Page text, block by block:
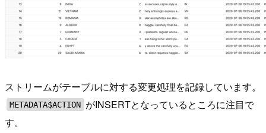
ストリームがテーブルに対する変更処理を記録しています。
METADATA$ACTION がINSERTとなっているところに注目で
す。